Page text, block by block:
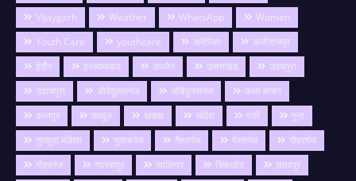
Vijaygarh
Weather WhatsApp
Women
Youth Care
youthcare अमेरिका
अलीराजपुर
इंदौर
इस्लामाबाद उज्जैन उत्तराखंड
उदयपुरा
उदायपुरा
ओबेदुल्लागंज औबेदुल्लागंज
कथा वाचन
कानपुर
काबुल खंडवा खंडेरा गङी
गुना
गुमशुदा महिला
गुलाबगंज गैतरगंज गैरतगंज
गोहरगंज
गौहरगंज
ग्यारसपुर ग्वालियर चिकलोद
छतरपुर